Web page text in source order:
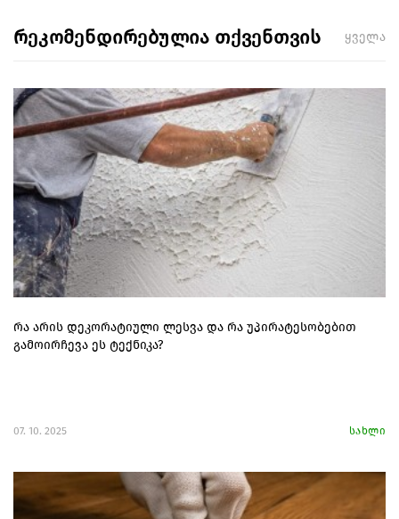
რეკომენდირებულია თქვენთვის ყველა
რა არის დეკორატიული ლესვა და რა უპირატესობებით
გამოირჩევა ეს ტექნიკა?
07. 10. 2025 სახლი